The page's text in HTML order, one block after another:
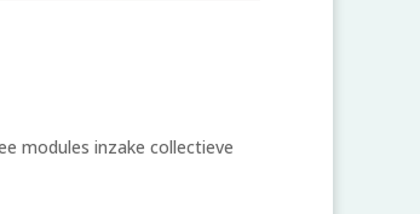
modules inzake collectieve